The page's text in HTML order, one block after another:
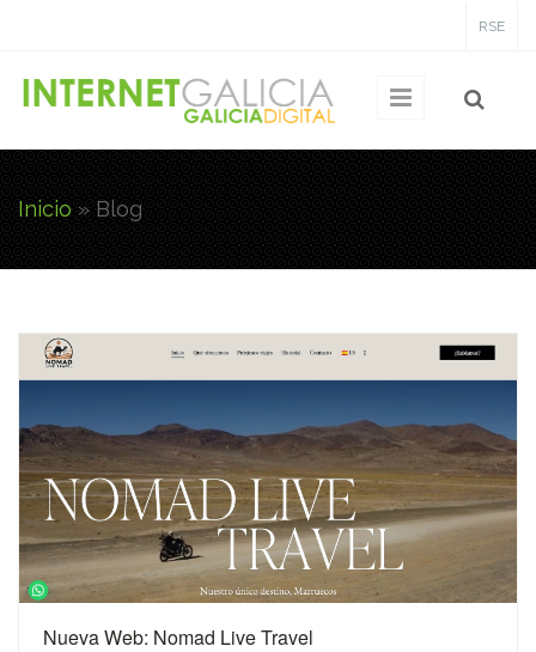
RSE
Usted está aquí
Inicio » Blog
Nueva Web: Nomad Live Travel